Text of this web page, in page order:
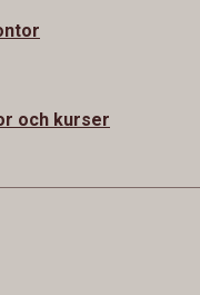
och kurser